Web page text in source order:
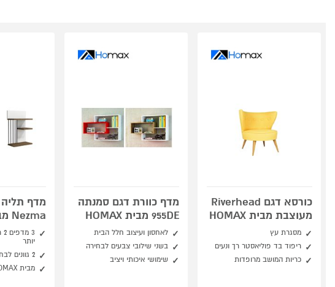
כורסא דגם Riverhead
מעוצבת מבית HOMAX
מסגרת עץ
ריפוד בד פוליאסטר רך ונעים
כריות המושב מרופדות
מדף כוורת דגם סמנתה
955DE מבית HOMAX
לאחסון ועיצוב חלל הבית
בשני שילובי צבעים לבחירה
שימושי איכותי ויציב
מדף
Nezma מבית HOMAX
3
יותר
2 גוונים לבחירה
מבית HOMAX